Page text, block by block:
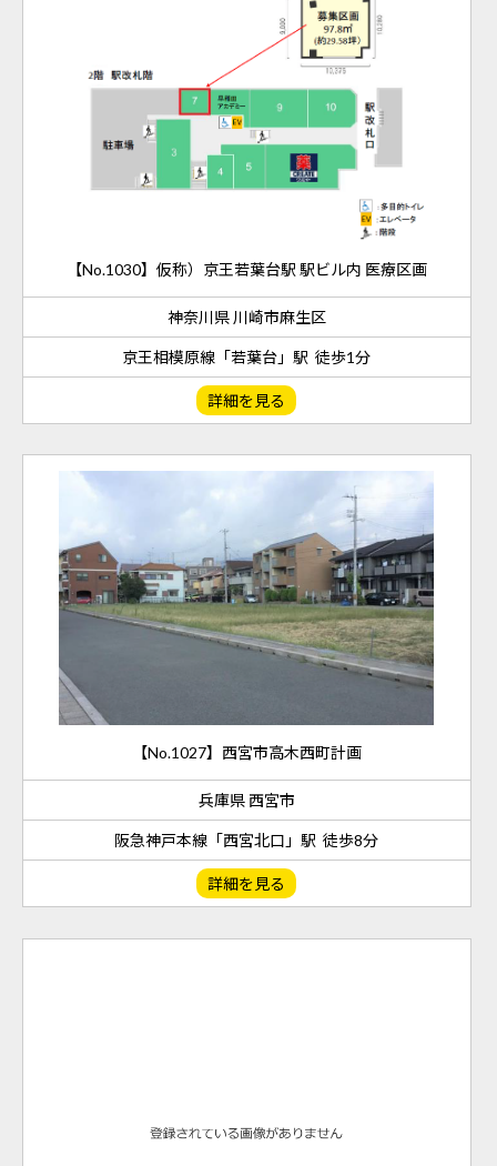
【No.1030】仮称）京王若葉台駅 駅ビル内 医療区画
神奈川県 川崎市麻生区
京王相模原線「若葉台」駅 徒歩1分
詳細を見る
【No.1027】西宮市高木西町計画
兵庫県 西宮市
阪急神戸本線「西宮北口」駅 徒歩8分
詳細を見る